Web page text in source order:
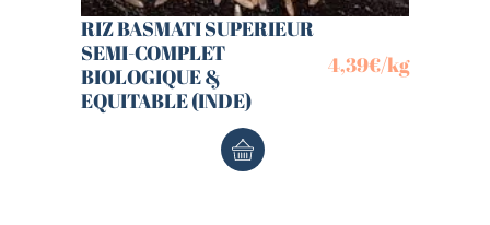
RIZ BASMATI SUPERIEUR
SEMI-COMPLET
BIOLOGIQUE &
EQUITABLE (INDE)
4,39€/kg